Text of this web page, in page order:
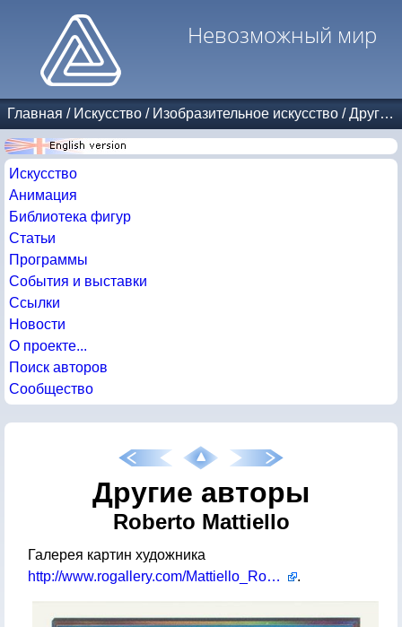
Невозможный мир
Главная / Искусство / Изобразительное искусство /Другие авторы
Искусство
Анимация
Библиотека фигур
Статьи
Программы
События и выставки
Ссылки
Новости
О проекте...
Поиск авторов
Сообщество
Другие авторы
Roberto Mattiello
Галерея картин художника
http://www.rogallery.com/Mattiello_Roberto/mattiello-gallery.html
.